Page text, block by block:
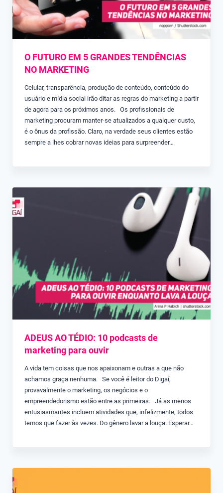
O FUTURO EM 5 GRANDES TENDÊNCIAS
NO MARKETING
Celular, transparência, produção de conteúdo, conteúdo do
usuário e mídia social irão ditar as regras do marketing a partir
de agora para os próximos anos. Os profissionais de
marketing procuram manter-se atualizados a qualquer custo,
é o ônus da profissão. Claro, na verdade seus clientes estão
sempre a lhes cobrar novas ideias para surpreender…
ADEUS AO TÉDIO: 10 podcasts de
marketing para ouvir
A vida tem coisas que nos apaixonam e outras a que não
achamos graça nenhuma. Se você é leitor do Digaí,
provavalmente o marketing, os negócios e o
empreendedorismo estão entre as primeiras. Já as menos
entusiasmantes incluem atividades que, infelizmente, todos
temos que fazer às vezes. Do gênero lavar a louça. Esperar…